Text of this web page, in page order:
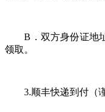
B．双方身份证地址
领取。
3.顺丰快递到付（谨